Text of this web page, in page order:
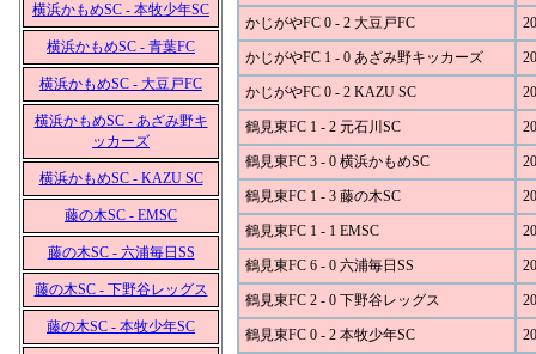
横浜かもめSC - 本牧少年SC
横浜かもめSC - 青葉FC
横浜かもめSC - 大豆戸FC
横浜かもめSC - あざみ野キ
ッカーズ
横浜かもめSC - KAZU SC
藤の木SC - EMSC
藤の木SC - 六浦毎日SS
藤の木SC - 下野谷レッグス
藤の木SC - 本牧少年SC
かじがやFC 0 - 2 大豆戸FC
かじがやFC 1 - 0 あざみ野キッカーズ
かじがやFC 0 - 2 KAZU SC
鶴見東FC 1 - 2 元石川SC
鶴見東FC 3 - 0 横浜かもめSC
鶴見東FC 1 - 3 藤の木SC
鶴見東FC 1 - 1 EMSC
鶴見東FC 6 - 0 六浦毎日SS
鶴見東FC 2 - 0 下野谷レッグス
鶴見東FC 0 - 2 本牧少年SC